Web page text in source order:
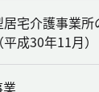
宅介護事業
成30年11月）